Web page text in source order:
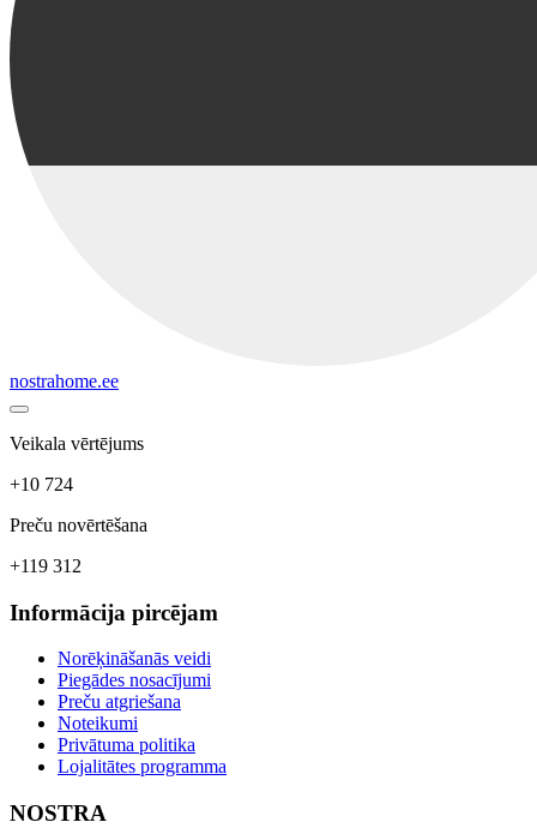
nostrahome.ee
Veikala vērtējums
+10 724
Preču novērtēšana
+119 312
Informācija pircējam
Norēķināšanās veidi
Piegādes nosacījumi
Preču atgriešana
Noteikumi
Privātuma politika
Lojalitātes programma
NOSTRA